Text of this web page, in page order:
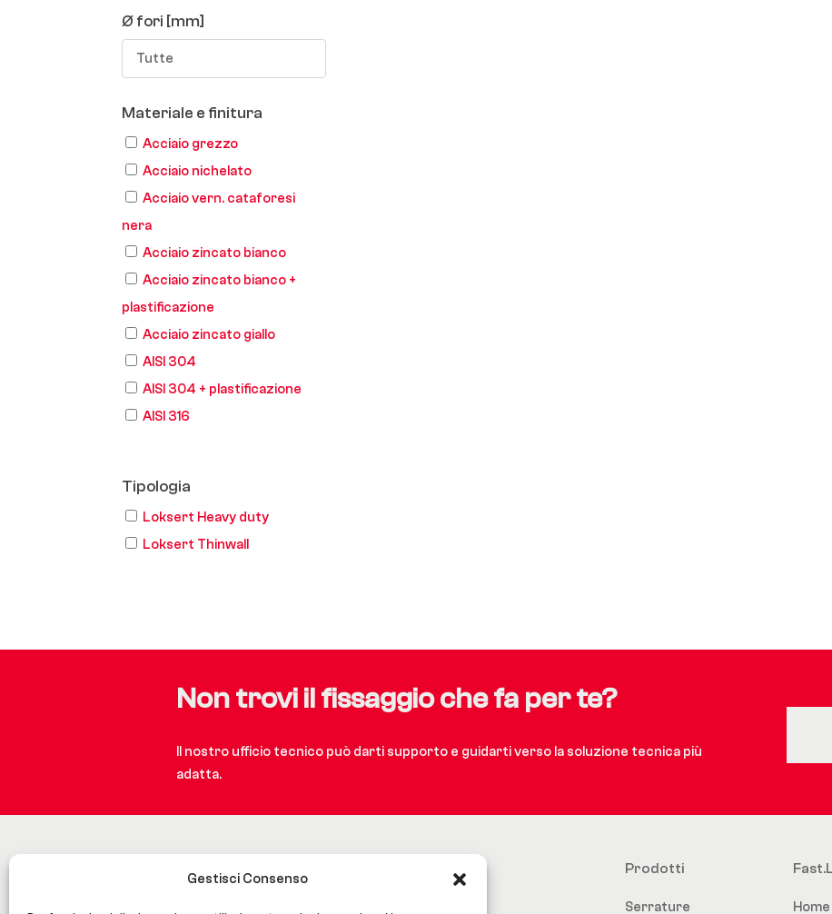
Gestisci Consenso
Ø fori [mm]
Tutte
Materiale e finitura
Acciaio grezzo
Acciaio nichelato
Acciaio vern. cataforesi
nera
Acciaio zincato bianco
Acciaio zincato bianco +
plastificazione
Acciaio zincato giallo
AISI 304
AISI 304 + plastificazione
AISI 316
Tipologia
Loksert Heavy duty
Loksert Thinwall
Non trovi il fissaggio che fa per te?
Il nostro ufficio tecnico può darti supporto e guidarti verso la soluzione tecnica più
adatta.
Prodotti
Serrature